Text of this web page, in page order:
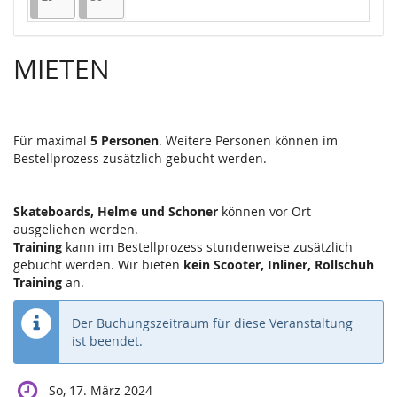
MIETEN
Für maximal 5 Personen. Weitere Personen können im
Bestellprozess zusätzlich gebucht werden.
Skateboards, Helme und Schoner können vor Ort
ausgeliehen werden.
Training kann im Bestellprozess stundenweise zusätzlich
gebucht werden. Wir bieten kein Scooter, Inliner, Rollschuh
Training an.
Der Buchungszeitraum für diese Veranstaltung
ist beendet.
So, 17. März 2024